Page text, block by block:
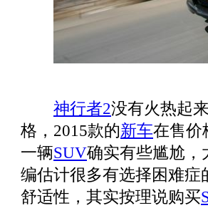
神行者2没有火热起
格，2015款的新车在售价
一辆SUV确实有些尴尬，
编估计很多有选择困难
舒适性，其实按理说购买